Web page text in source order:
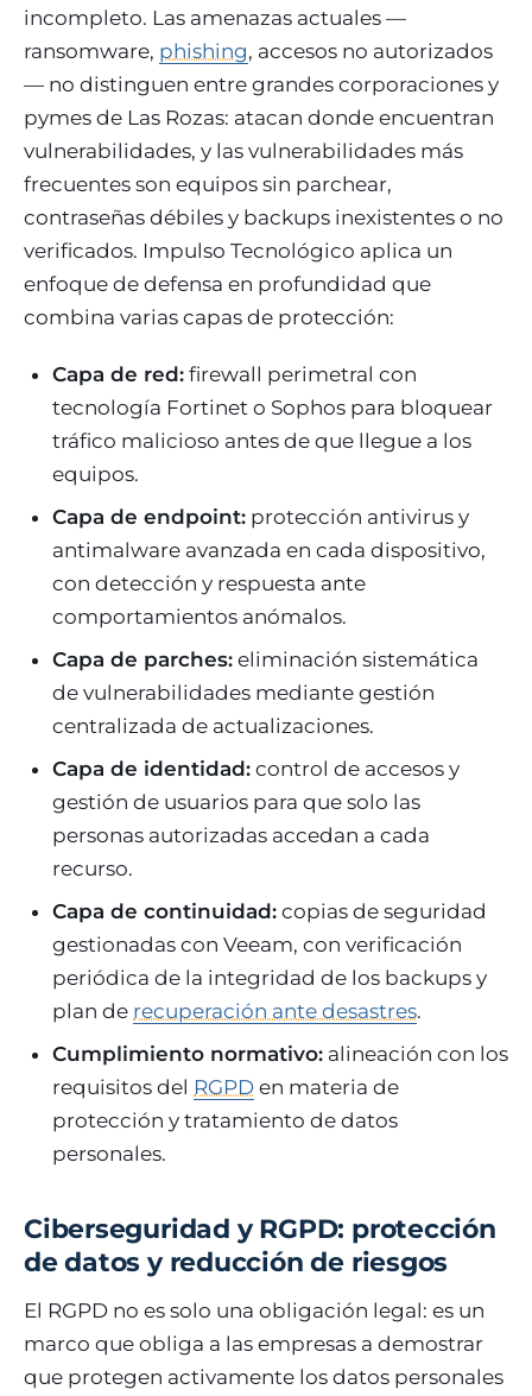
incompleto. Las amenazas actuales —
ransomware, phishing, accesos no autorizados
— no distinguen entre grandes corporaciones y
pymes de Las Rozas: atacan donde encuentran
vulnerabilidades, y las vulnerabilidades más
frecuentes son equipos sin parchear,
contraseñas débiles y backups inexistentes o no
verificados. Impulso Tecnológico aplica un
enfoque de defensa en profundidad que
combina varias capas de protección:
Capa de red: firewall perimetral con
tecnología Fortinet o Sophos para bloquear
tráfico malicioso antes de que llegue a los
equipos.
Capa de endpoint: protección antivirus y
antimalware avanzada en cada dispositivo,
con detección y respuesta ante
comportamientos anómalos.
Capa de parches: eliminación sistemática
de vulnerabilidades mediante gestión
centralizada de actualizaciones.
Capa de identidad: control de accesos y
gestión de usuarios para que solo las
personas autorizadas accedan a cada
recurso.
Capa de continuidad: copias de seguridad
gestionadas con Veeam, con verificación
periódica de la integridad de los backups y
plan de recuperación ante desastres.
Cumplimiento normativo: alineación con los
requisitos del RGPD en materia de
protección y tratamiento de datos
personales.
Ciberseguridad y RGPD: protección
de datos y reducción de riesgos
El RGPD no es solo una obligación legal: es un
marco que obliga a las empresas a demostrar
que protegen activamente los datos personales